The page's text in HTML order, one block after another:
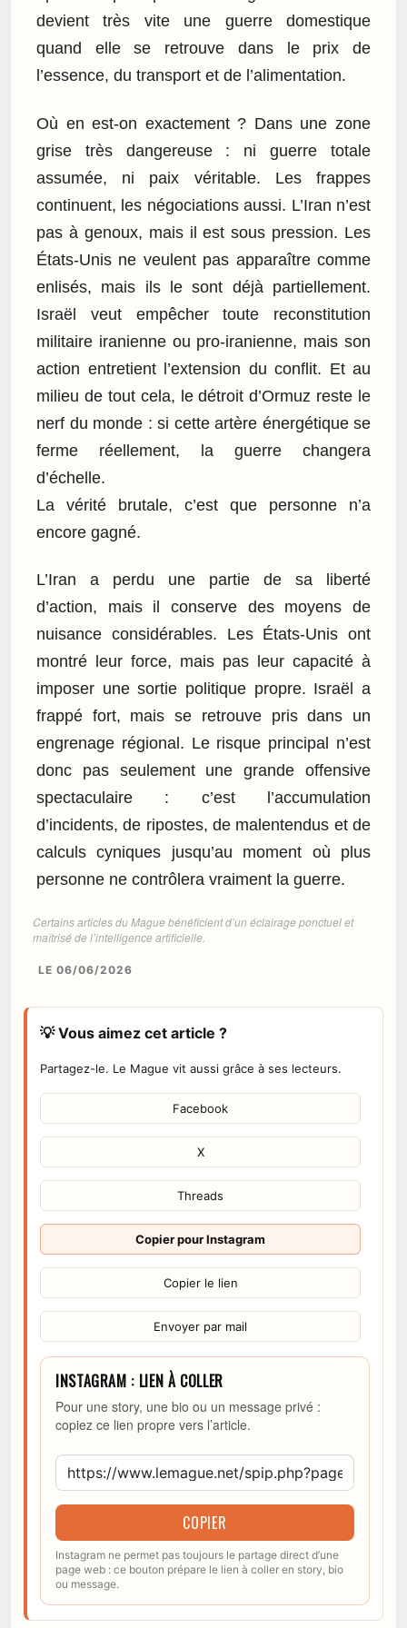
devient très vite une guerre domestique
quand elle se retrouve dans le prix de
l’essence, du transport et de l’alimentation.
Où en est-on exactement ? Dans une zone
grise très dangereuse : ni guerre totale
assumée, ni paix véritable. Les frappes
continuent, les négociations aussi. L’Iran n’est
pas à genoux, mais il est sous pression. Les
États-Unis ne veulent pas apparaître comme
enlisés, mais ils le sont déjà partiellement.
Israël veut empêcher toute reconstitution
militaire iranienne ou pro-iranienne, mais son
action entretient l’extension du conflit. Et au
milieu de tout cela, le détroit d’Ormuz reste le
nerf du monde : si cette artère énergétique se
ferme réellement, la guerre changera
d’échelle.
La vérité brutale, c’est que personne n’a
encore gagné.
L’Iran a perdu une partie de sa liberté
d’action, mais il conserve des moyens de
nuisance considérables. Les États-Unis ont
montré leur force, mais pas leur capacité à
imposer une sortie politique propre. Israël a
frappé fort, mais se retrouve pris dans un
engrenage régional. Le risque principal n’est
donc pas seulement une grande offensive
spectaculaire : c’est l’accumulation
d’incidents, de ripostes, de malentendus et de
calculs cyniques jusqu’au moment où plus
personne ne contrôlera vraiment la guerre.
Certains articles du Mague bénéficient d’un éclairage ponctuel et
maîtrisé de l’intelligence artificielle.
LE 06/06/2026
💡 Vous aimez cet article ?
Partagez-le. Le Mague vit aussi grâce à ses lecteurs.
Facebook
X
Threads
Copier pour Instagram
Copier le lien
Envoyer par mail
INSTAGRAM : LIEN À COLLER
Pour une story, une bio ou un message privé :
copiez ce lien propre vers l’article.
COPIER
Instagram ne permet pas toujours le partage direct d’une
page web : ce bouton prépare le lien à coller en story, bio
ou message.